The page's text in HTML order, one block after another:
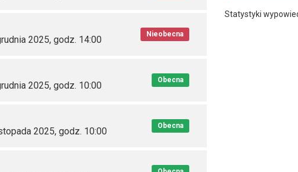
2025, godz. 14:00 Nieobecna
2025, godz. 10:00 Obecna
2025, godz. 10:00 Obecna
Statystyki